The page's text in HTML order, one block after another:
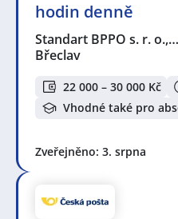
hodin denně
Standart BPPO s. r. o.,…
Břeclav
22 000 – 30 000 Kč
Vhodné také pro
Zveřejněno: 3. srpna